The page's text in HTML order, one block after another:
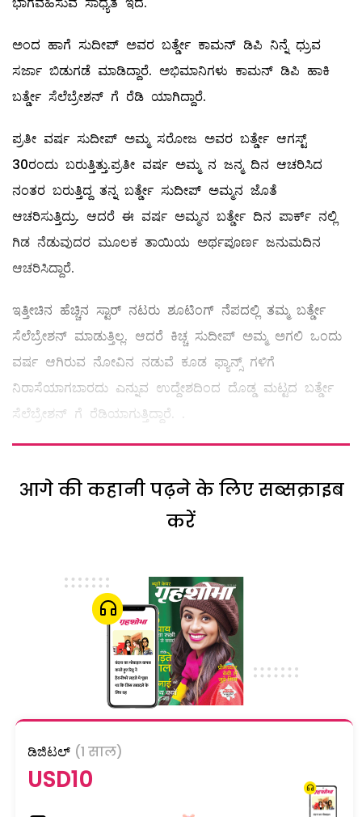
ಅಂದ ಹಾಗೆ ಸುದೀಪ್ ಅವರ ಬರ್ತ್ಡೇ ಕಾಮನ್ ಡಿಪಿ ನಿನ್ನೆ ಧ್ರುವ
ಸರ್ಜಾ ಬಿಡುಗಡೆ ಮಾಡಿದ್ದಾರೆ. ಅಭಿಮಾನಿಗಳು ಕಾಮನ್ ಡಿಪಿ ಹಾಕಿ
ಬರ್ತ್ಡೇ ಸೆಲೆಬ್ರೇಶನ್ ಗೆ ರೆಡಿ ಯಾಗಿದ್ದಾರೆ.
ಪ್ರತೀ ವರ್ಷ ಸುದೀಪ್ ಅಮ್ಮ ಸರೋಜ ಅವರ ಬರ್ತ್ಡೇ ಆಗಸ್ಟ್
30ರಂದು ಬರುತ್ತಿತ್ತು.ಪ್ರತೀ ವರ್ಷ ಅಮ್ಮ ನ ಜನ್ಮ ದಿನ ಆಚರಿಸಿದ
ನಂತರ ಬರುತ್ತಿದ್ದ ತನ್ನ ಬರ್ತ್ಡೇ ಸುದೀಪ್ ಅಮ್ಮನ ಜೊತೆ
ಆಚರಿಸುತ್ತಿದ್ರು. ಆದರೆ ಈ ವರ್ಷ ಅಮ್ಮನ ಬರ್ತ್ಡೇ ದಿನ ಪಾರ್ಕ್ ನಲ್ಲಿ
ಗಿಡ ನೆಡುವುದರ ಮೂಲಕ ತಾಯಿಯ ಅರ್ಥಪೂರ್ಣ ಜನುಮದಿನ
ಆಚರಿಸಿದ್ದಾರೆ.
ಇತ್ತೀಚಿನ ಹೆಚ್ಚಿನ ಸ್ಟಾರ್ ನಟರು ಶೂಟಿಂಗ್ ನೆಪದಲ್ಲಿ ತಮ್ಮ ಬರ್ತ್ಡೇ
ಸೆಲೆಬ್ರೇಶನ್ ಮಾಡುತ್ತಿಲ್ಲ. ಆದರೆ ಕಿಚ್ಚ ಸುದೀಪ್ ಅಮ್ಮ ಅಗಲಿ ಒಂದು
ವರ್ಷ ಆಗಿರುವ ನೋವಿನ ನಡುವೆ ಕೂಡ ಫ್ಯಾನ್ಸ್ ಗಳಿಗೆ
ನಿರಾಸೆಯಾಗಬಾರದು ಎನ್ನುವ ಉದ್ದೇಶದಿಂದ ದೊಡ್ಡ ಮಟ್ಟದ ಬರ್ತ್ಡೇ
ಸೆಲೆಬ್ರೇಶನ್ ಗೆ ರೆಡಿಯಾಗುತ್ತಿದ್ದಾರೆ. .
आगे की कहानी पढ़ने के लिए सब्सक्राइब
करें
ಡಿಜಿಟಲ್ (1 साल)
USD10